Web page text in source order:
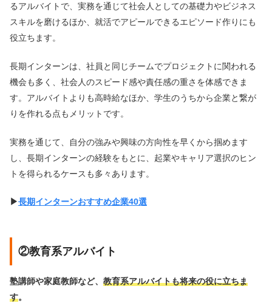
るアルバイトで、実務を通じて社会人としての基礎力やビジネス
スキルを磨けるほか、就活でアピールできるエピソード作りにも
役立ちます。
長期インターンは、社員と同じチームでプロジェクトに関われる
機会も多く、社会人のスピード感や責任感の重さを体感できま
す。アルバイトよりも高時給なほか、学生のうちから企業と繋が
りを作れる点もメリットです。
実務を通じて、自分の強みや興味の方向性を早くから掴めます
し、長期インターンの経験をもとに、起業やキャリア選択のヒン
トを得られるケースも多々あります。
▶︎長期インターンおすすめ企業40選
②教育系アルバイト
塾講師や家庭教師など、 教育系アルバイトも将来の役に立ちま
す。